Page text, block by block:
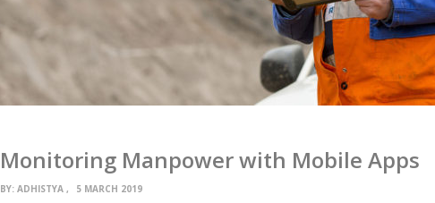
Monitoring Manpower with Mobile Apps
BY:ADHISTYA 5 MARCH 2019